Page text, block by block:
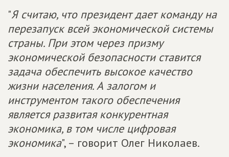
"Я считаю, что президент дает команду на
перезапуск всей экономической системы
страны. При этом через призму
экономической безопасности ставится
задача обеспечить высокое качество
жизни населения. А залогом и
инструментом такого обеспечения
является развитая конкурентная
экономика, в том числе цифровая
экономика", – говорит Олег Николаев.